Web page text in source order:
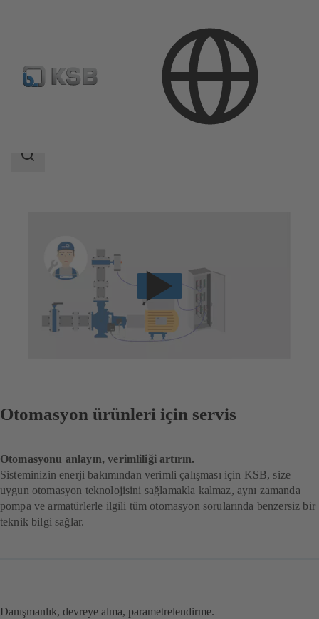
Otomasyon ürünleri için servis
Search
Otomasyon ürünleri için servis
Otomasyonu anlayın, verimliliği artırın.
Sisteminizin enerji bakımından verimli çalışması için KSB, size
uygun otomasyon teknolojisini sağlamakla kalmaz, aynı zamanda
pompa ve armatürlerle ilgili tüm otomasyon sorularında benzersiz bir
teknik bilgi sağlar.
Danışmanlık, devreye alma, parametrelendirme.